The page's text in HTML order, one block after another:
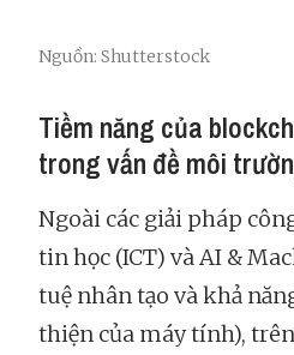
Nguồn: Shutterstock
Tiềm năng của
trong vấn đề môi
Ngoài các giải pháp
tin học (ICT) và AI &
tuệ nhân tạo và khả
thiện của máy tính),